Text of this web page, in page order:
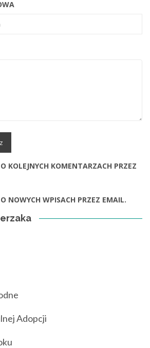
KOLEJNYCH KOMENTARZACH PRZEZ
NOWYCH WPISACH PRZEZ EMAIL.
Adopcji